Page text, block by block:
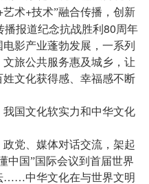
艺术+技术”融合传播，创新
播报道纪念抗战胜利 80周年
影产业蓬勃发展，一系列
旅公共服务惠及城乡，让
文化获得感、幸福感不断
国文化软实力和中华文化
党、媒体对话交流，架起
中国”国际会议到首届世界
……中华文化在与世界文明